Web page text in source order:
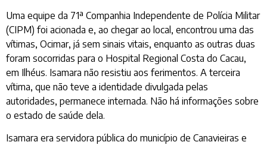
Uma equipe da 71ª Companhia Independente de Polícia Militar
(CIPM) foi acionada e, ao chegar ao local, encontrou uma das
vítimas, Ocimar, já sem sinais vitais, enquanto as outras duas
foram socorridas para o Hospital Regional Costa do Cacau,
em Ilhéus. Isamara não resistiu aos ferimentos. A terceira
vítima, que não teve a identidade divulgada pelas
autoridades, permanece internada. Não há informações sobre
o estado de saúde dela.
Isamara era servidora pública do município de Canavieiras e